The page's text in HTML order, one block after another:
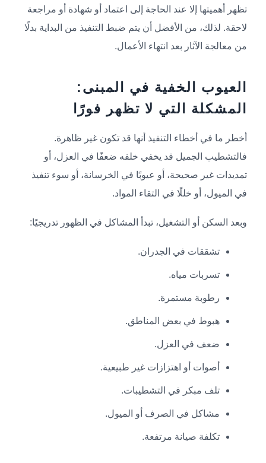
تظهر أهميتها إلا عند الحاجة إلى اعتماد أو شهادة أو مراجعة
لاحقة. لذلك، من الأفضل أن يتم ضبط التنفيذ من البداية بدلًا
من معالجة الآثار بعد انتهاء الأعمال.
العيوب الخفية في المبنى:
المشكلة التي لا تظهر فورًا
أخطر ما في أخطاء التنفيذ أنها قد تكون غير ظاهرة.
فالتشطيب الجميل قد يخفي خلفه ضعفًا في العزل، أو
تمديدات غير صحيحة، أو عيوبًا في الخرسانة، أو سوء تنفيذ
في الميول، أو خللًا في التقاء المواد.
وبعد السكن أو التشغيل، تبدأ المشاكل في الظهور تدريجيًا:
تشققات في الجدران.
تسربات مياه.
رطوبة مستمرة.
هبوط في بعض المناطق.
ضعف في العزل.
أصوات أو اهتزازات غير طبيعية.
تلف مبكر في التشطيبات.
مشاكل في الصرف أو الميول.
تكلفة صيانة مرتفعة.